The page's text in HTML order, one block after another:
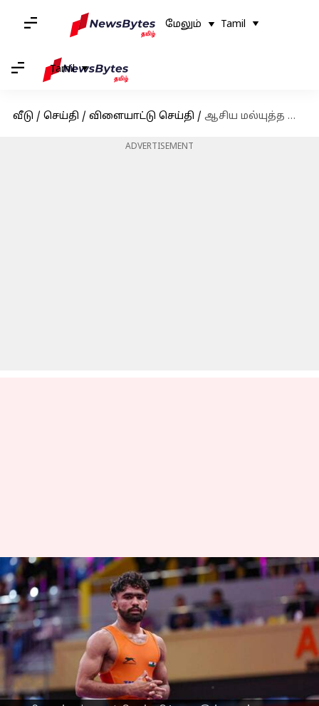
மேலும் Tamil
Tamil
வீடு / செய்தி / விளையாட்டு செய்தி / ஆசிய மல்யுத்த சாம்பியன்ஷிப் 2023 : முதல் நாளிலேயே 3 பதக்கங்களை வென்ற இந்தியா
ADVERTISEMENT
ஆசிய மல்யுத்த
சாம்பியன்ஷிப் 2023 :
முதல் நாளிலேயே 3
பதக்கங்களை வென்ற
இந்தியா
எழுதியவர் Sekar Chinnappan Apr 10, 2023